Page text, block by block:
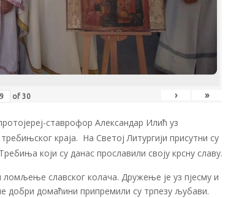
of 30 › »
ставрофор Александар Илић уз
краја. На Светој Литургији присутни су
који су данас прославили своју крсну славу.
ломљење славског колача. Дружење је уз пјесму и
добри домаћини припремили су трпезу љубави.